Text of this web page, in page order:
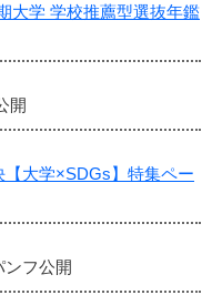
大学 学校推薦型選抜年鑑
開
大学×SDGs】特集ペー
ンフ公開